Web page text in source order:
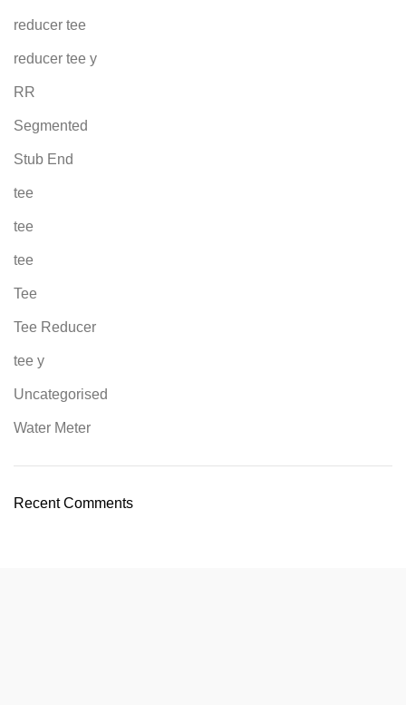
reducer tee
reducer tee y
RR
Segmented
Stub End
tee
tee
tee
Tee
Tee Reducer
tee y
Uncategorised
Water Meter
Recent Comments